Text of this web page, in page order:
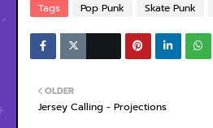
Tags Pop Punk Skate Punk
OLDER
Jersey Calling - Projections